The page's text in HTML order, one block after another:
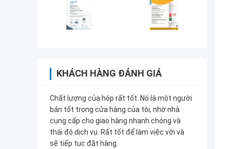
KHÁCH HÀNG ĐÁNH GIÁ
Chất lượng của hộp rất tốt. Nó là một người
bán tốt trong cửa hàng của tôi, nhờ nhà
cung cấp cho giao hàng nhanh chóng và
thái độ dịch vụ. Rất tốt để làm việc với và
sẽ tiếp tục đặt hàng.